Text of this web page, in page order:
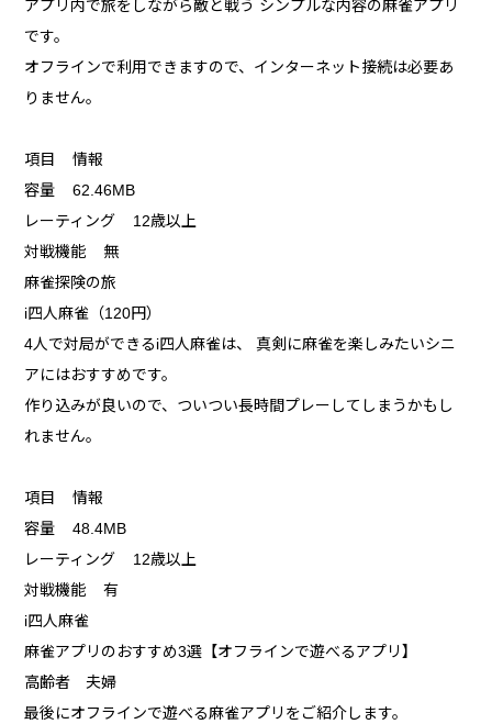
アプリ内で旅をしながら敵と戦う シンプルな内容の麻雀アプリ
です。
オフラインで利用できますので、インターネット接続は必要あ
りません。
項目 情報
容量 62.46MB
レーティング 12歳以上
対戦機能 無
麻雀探険の旅
i四人麻雀（120円）
4人で対局ができるi四人麻雀は、 真剣に麻雀を楽しみたいシニ
アにはおすすめです。
作り込みが良いので、ついつい長時間プレーしてしまうかもし
れません。
項目 情報
容量 48.4MB
レーティング 12歳以上
対戦機能 有
i四人麻雀
麻雀アプリのおすすめ3選【オフラインで遊べるアプリ】
高齢者 夫婦
最後にオフラインで遊べる麻雀アプリをご紹介します。